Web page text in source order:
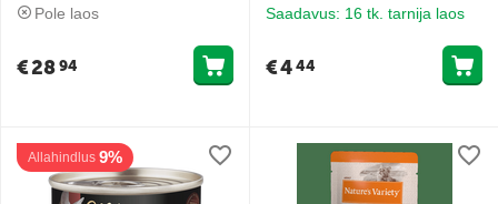
Pole laos
€2894
alates 1 eluaastast
Saadavus: 16 tk. tarnija laos
€444
Allahindlus 9%